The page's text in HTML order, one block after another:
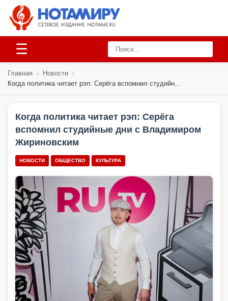
☰
Главная › Новости ›
Когда политика читает рэп: Серёга вспомнил студийн...
Когда политика читает рэп: Серёга
вспомнил студийные дни с Владимиром
Жириновским
НОВОСТИ ОБЩЕСТВО КУЛЬТУРА